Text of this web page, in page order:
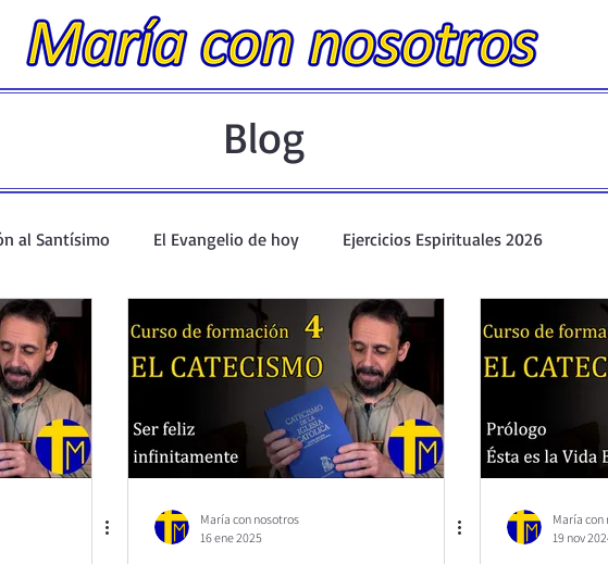
Blog
al Santísimo El Evangelio de hoy Ejercicios Espirituales 2026
Evangelio en un minuto Evangelio Dominical. Año A. Taller de oración
Catecismo Santo Rosario y Coronilla Oraciones Eucarísticas
María con nosotros
16 ene 2025
María con
19 nov